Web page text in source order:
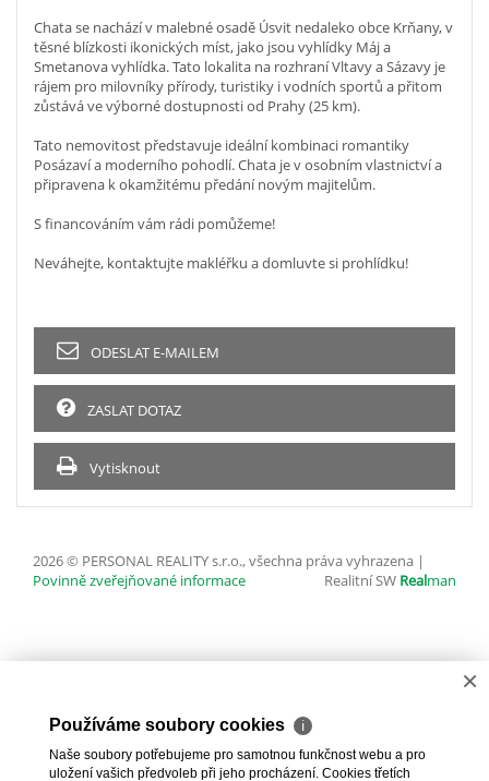
Chata se nachází v malebné osadě Úsvit nedaleko obce Krňany, v
těsné blízkosti ikonických míst, jako jsou vyhlídky Máj a
Smetanova vyhlídka. Tato lokalita na rozhraní Vltavy a Sázavy je
rájem pro milovníky přírody, turistiky i vodních sportů a přitom
zůstává ve výborné dostupnosti od Prahy (25 km).
Tato nemovitost představuje ideální kombinaci romantiky
Posázaví a moderního pohodlí. Chata je v osobním vlastnictví a
připravena k okamžitému předání novým majitelům.
S financováním vám rádi pomůžeme!
Neváhejte, kontaktujte makléřku a domluvte si prohlídku!
ODESLAT E-MAILEM
ZASLAT DOTAZ
Vytisknout
2026 © PERSONAL REALITY s.r.o., všechna práva vyhrazena |
Povinně zveřejňované informace
Realitní SW Realman
×
Používáme soubory cookies ℹ
Naše soubory potřebujeme pro samotnou funkčnost webu a pro
uložení vašich předvoleb při jeho procházení. Cookies třetích